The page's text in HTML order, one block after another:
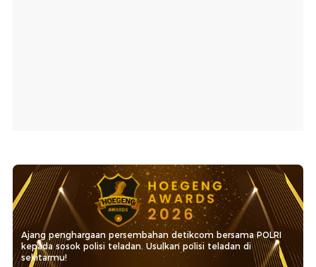
Ajang penghargaan persembahan detikcom bersama POLRI
kepada sosok polisi teladan. Usulkan polisi teladan di
sekitarmu!